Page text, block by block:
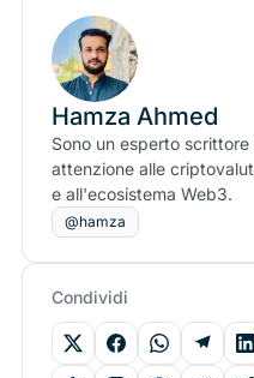
Hamza Ahmed
Sono un esperto
attenzione alle
e all'ecosistema Web3.
@hamza
Condividi